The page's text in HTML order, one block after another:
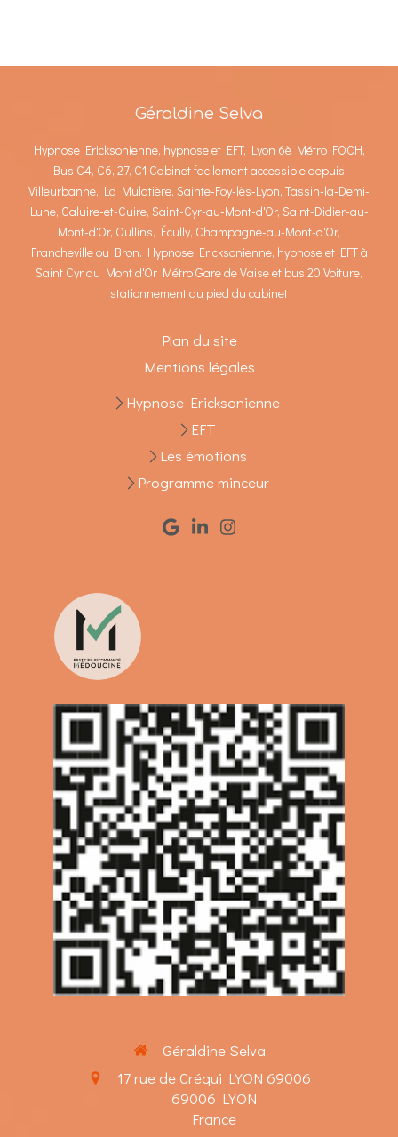
Géraldine Selva
Hypnose Ericksonienne, hypnose et EFT, Lyon 6è Métro FOCH,
Bus C4, C6, 27, C1 Cabinet facilement accessible depuis
Villeurbanne, La Mulatière, Sainte-Foy-lès-Lyon, Tassin-la-Demi-
Lune, Caluire-et-Cuire, Saint-Cyr-au-Mont-d'Or, Saint-Didier-au-
Mont-d'Or, Oullins, Écully, Champagne-au-Mont-d'Or,
Francheville ou Bron. Hypnose Ericksonienne, hypnose et EFT à
Saint Cyr au Mont d'Or Métro Gare de Vaise et bus 20 Voiture,
stationnement au pied du cabinet
Plan du site
Mentions légales
Hypnose Ericksonienne
EFT
Les émotions
Programme minceur
Géraldine Selva
17 rue de Créqui LYON 69006
69006 LYON
France